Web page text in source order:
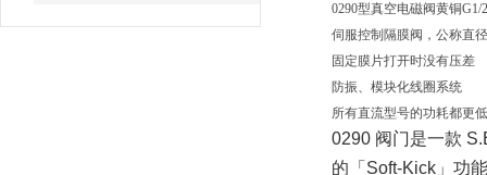
0290型真空电磁阀黄铜G1/2
伺服控制隔膜阀，公称直
固定膜片打开时没有压差
防振、模块化线圈系统
所有直流型号的功耗都更低
0290 阀门是一款
的「Soft-Kick」功